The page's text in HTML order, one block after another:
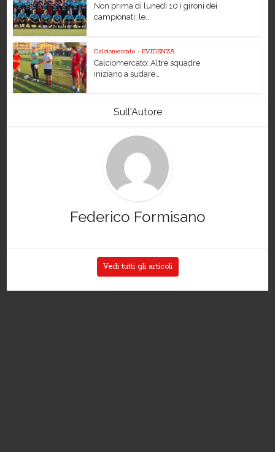
Non prima di lunedì 10 i gironi dei
campionati; le...
Calciomercato • EVIDENZA
Calciomercato: Altre squadre
iniziano a sudare…
Sull'Autore
Federico Formisano
Vedi tutti gli articoli